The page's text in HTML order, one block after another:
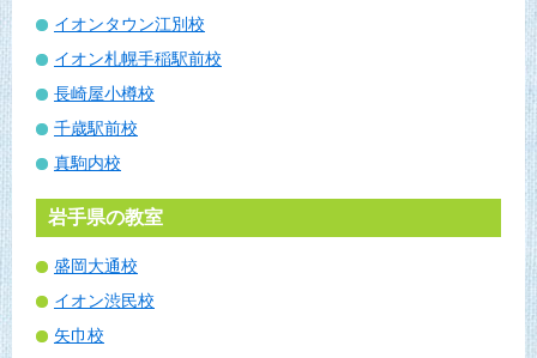
イオンタウン江別校
イオン札幌手稲駅前校
長崎屋小樽校
千歳駅前校
真駒内校
岩手県の教室
盛岡大通校
イオン渋民校
矢巾校